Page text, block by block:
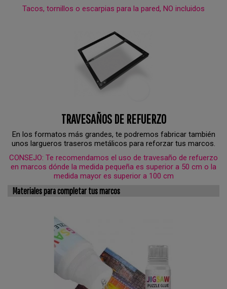
Tacos, tornillos o escarpias para la pared, NO incluidos
TRAVESAÑOS DE REFUERZO
En los formatos más grandes, te podremos fabricar también
unos largueros traseros metálicos para reforzar tus marcos.
CONSEJO: Te recomendamos el uso de travesaño de refuerzo
en marcos dónde la medida pequeña es superior a 50 cm o la
medida mayor es superior a 100 cm
Materiales para completar tus marcos